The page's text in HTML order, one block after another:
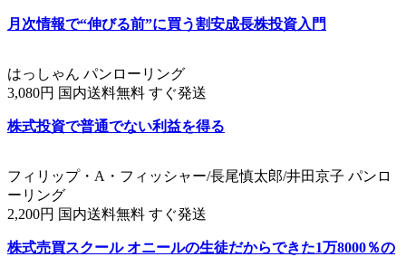
月次情報で“伸びる前”に買う割安成長株投資入門
はっしゃん パンローリング
3,080円 国内送料無料 すぐ発送
株式投資で普通でない利益を得る
フィリップ・A・フィッシャー/長尾慎太郎/井田京子 パンロ
ーリング
2,200円 国内送料無料 すぐ発送
株式売買スクール オニールの生徒だからできた1万8000％の